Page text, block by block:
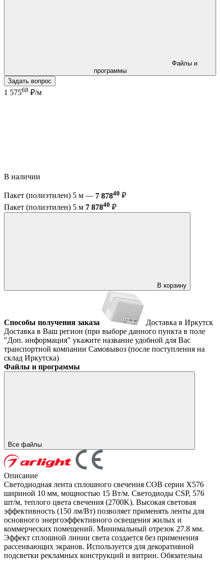
программы
Задать вопрос
1 57568 ₽/м
В наличии
Пакет (полиэтилен) 5 м — 7 87840 ₽
Пакет (полиэтилен) 5 м 7 87840 ₽
В корзину
Способы получения заказа
Доставка в Иркутск
Доставка в Ваш регион (при выборе данного пункта в поле
"Доп. информация" укажите название удобной для Вас
транспортной компании Самовывоз (после поступления на
склад Иркутска)
Файлы и программы
Все файлы
Описание
Светодиодная лента сплошного свечения COB серии X576
шириной 10 мм, мощностью 15 Вт/м. Светодиоды CSP, 576
шт/м, теплого цвета свечения (2700K). Высокая световая
эффективность (150 лм/Вт) позволяет применять ленты для
основного энергоэффективного освещения жилых и
коммерческих помещений. Минимальный отрезок 27.8 мм.
Эффект сплошной линии света создается без применения
рассеивающих экранов. Используется для декоративной
подсветки рекламных конструкций и витрин. Обязательна